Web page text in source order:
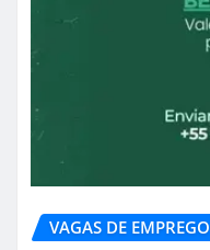
VAGAS DE EMPREGO